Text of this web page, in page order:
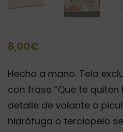
8,00€
Hecho a mano. Tela
con frase “Que te quiten
detalle de volante o
hidrófuga o terciopelo